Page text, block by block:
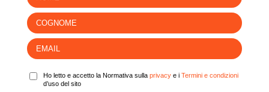
Ho letto e accetto la Normativa sulla privacye i Termini e condizioni
d’uso del sito